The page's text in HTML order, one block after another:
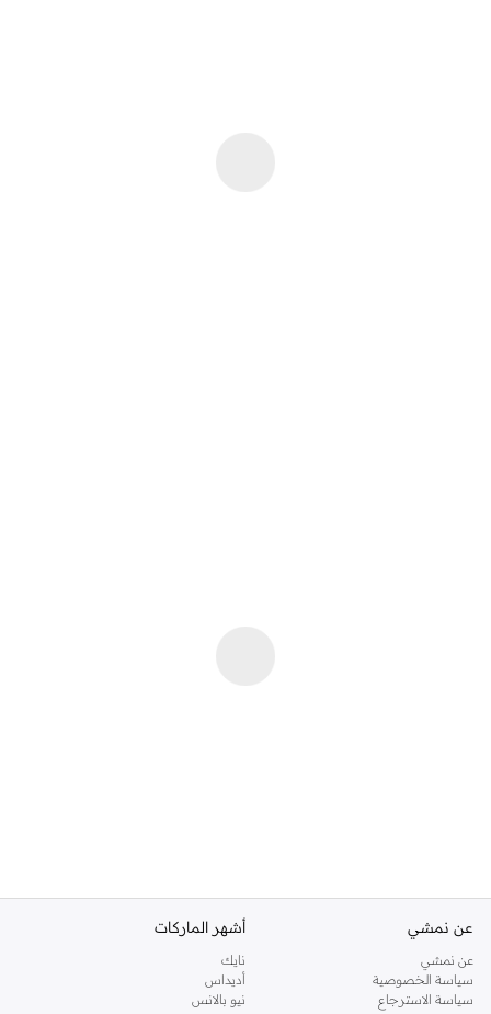
عن نمشي
عن نمشي
سياسة الخصوصية
سياسة الاسترجاع
أشهر الماركات
نايك
أديداس
نيو بالانس